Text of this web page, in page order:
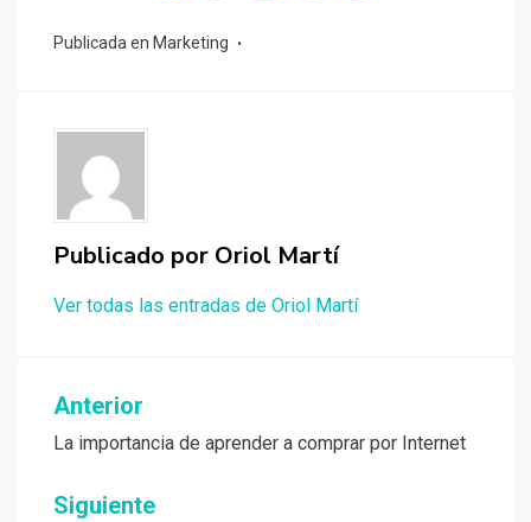
Publicada en Marketing
Publicado por Oriol Martí
Ver todas las entradas de Oriol Martí
Navegación
de
entradas
Anterior
La importancia de aprender a comprar por Internet
Siguiente